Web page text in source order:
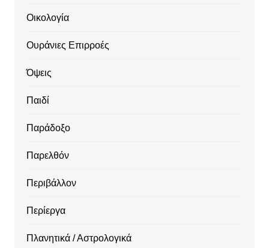
Οικολογία
Ουράνιες Επιρροές
Όψεις
Παιδί
Παράδοξο
Παρελθόν
Περιβάλλον
Περίεργα
Πλανητικά / Αστρολογικά